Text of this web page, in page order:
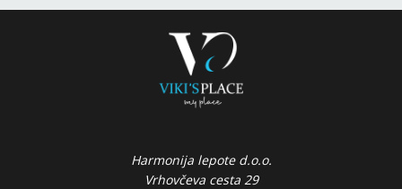
Harmonija lepote d.o.o.
Vrhovčeva cesta 29